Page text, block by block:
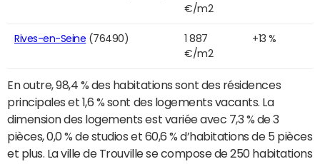
€/m2
Rives-en-Seine (76490)
1 887
€/m2
+13 %
En outre, 98,4 % des habitations sont des résidences
principales et 1,6 % sont des logements vacants. La
dimension des logements est variée avec 7,3 % de 3
pièces, 0,0 % de studios et 60,6 % d’habitations de 5 pièces
et plus. La ville de Trouville se compose de 250 habitations